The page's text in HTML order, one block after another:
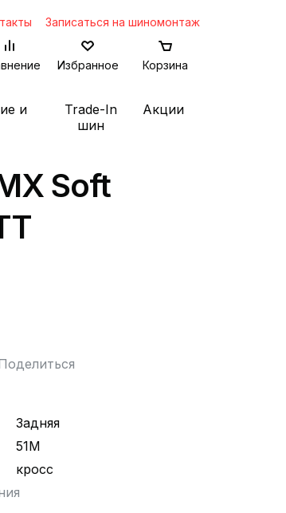
Записаться на шиномонтаж
Избранное Корзина
и
Trade-In
шин
Акции
Soft
Задняя
51M
кросс